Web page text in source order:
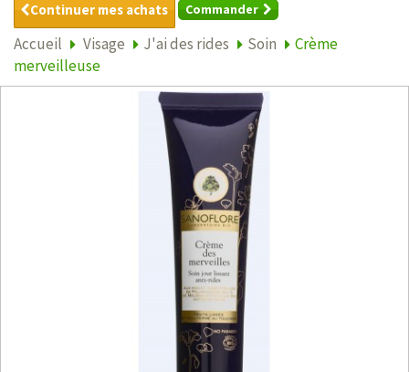
Continuer mes achats Commander
Accueil Visage J'ai des rides Soin
Crème
merveilleuse